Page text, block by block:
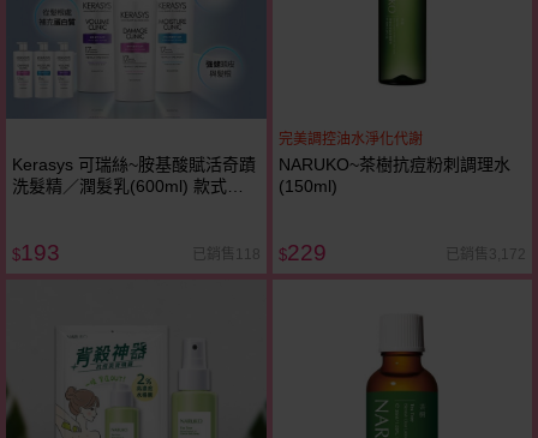
Kerasys 可瑞絲~胺基酸賦活奇蹟
洗髮精／潤髮乳(600ml) 款式可
$193 已銷售118
完美調控油水淨化代謝
NARUKO~茶樹抗痘粉刺調理水
(150ml)
$229 已銷售3,172